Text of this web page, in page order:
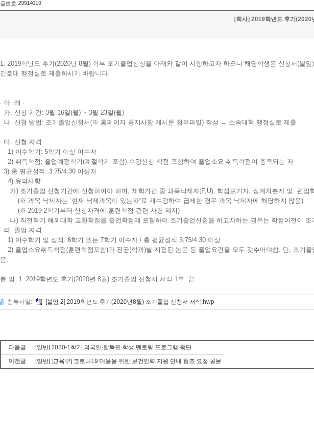
글번호 29914019
[학사] 2019학년도 후기(2020
1. 2019학년도 후기(2020년 8월) 학부 조기졸업신청을 아래와 같이 시행하고자 하오니 해당학생은 신청서(붙임
간호대 행정실로 제출하시기 바랍니다.
- 아 래 -
가. 신청 기간: 3월 16일(월) ~ 3월 23일(월)
나. 신청 방법: 조기졸업신청서(※ 홈페이지 공지사항 게시문 첨부파일) 작성 → 소속대학 행정실로 제출
다. 신청 자격
1) 이수학기: 5학기 이상 이수자
2) 취득학점: 졸업예정학기(계절학기 포함) 수강신청 학점 포함하여 졸업소요 취득학점이 충족되는 자
3) 총 평균성적: 3.75/4.30 이상자
4) 유의사항
가) 조기졸업 신청기간에 신청하여야 하며, 재학기간 중 과목낙제자(F,U), 학점포기자, 징계처분자 및 편입
(※ 과목 낙제자는 ‘현재 낙제과목이 있는자“로 재수강하여 급제한 경우 과목 낙제자에 해당하지 않음)
(※ 2019-2학기부터 신청자격에 훈련학점 관련 사항 폐지)
나) 직전학기 해외대학 교환학점을 졸업학점에 포함하여 조기졸업신청을 하고자하는 경우는 학점이전이
라. 졸업 자격
1) 이수학기 및 성적: 6학기 또는 7학기 이수자 / 총 평균성적 3.75/4.30 이상
2) 졸업소요취득학점(훈련학점포함)과 전공(학과)별 지정된 논문 등 졸업요건을 모두 갖추어야함. 단, 조기
음.
붙 임: 1. 2019학년도 후기(2020년 8월) 조기졸업 신청서 서식 1부. 끝.
첨부파일: [붙임 2] 2019학년도 후기(2020년8월) 조기졸업 신청서 서식.hwp
다음글
[일반] 2020-1학기 외국인·탈북민 학생 멘토링 프로그램 중단
이전글
[일반] [교육부] 코로나19 대응을 위한 보건인력 지원 안내 협조 요청 공문